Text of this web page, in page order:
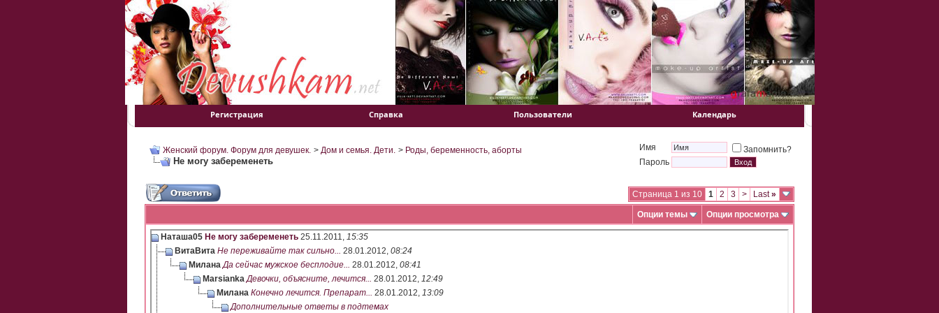
Регистрация Справка Пользователи Календарь
Женский форум. Форум для девушек. > Дом и семья. Дети. > Роды, беременность, аборты
Не могу забеременеть
Имя
Запомнить?
Пароль
Страница 1 из 10 1 2 3 > Last»
Опции темы Опции просмотра
Наташа05 Не могу забеременеть 25.11.2011, 15:35
ВитаВита Не переживайте так сильно... 28.01.2012, 08:24
Милана Да сейчас мужское бесплодие... 28.01.2012, 08:41
Marsianka Девочки, объясните, лечится... 28.01.2012, 12:49
Милана Конечно лечится. Препарат... 28.01.2012, 13:09
Дополнительные ответы в подтемах